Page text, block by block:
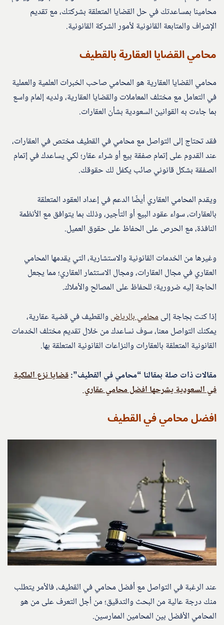
محامينا بمساعدتك في حل القضايا المتعلقة بشركتك، مع تقديم
الإشراف والمتابعة القانونية لأمور الشركة القانونية.
محامي القضايا العقارية بالقطيف
محامي القضايا العقارية هو المحامي صاحب الخبرات العلمية والعملية
في التعامل مع مختلف المعاملات والقضايا العقارية، ولديه إلمام واسع
بما جاءت به القوانين السعودية بشأن العقارات.
فقد تحتاج إلى التواصل مع محامي في القطيف مختص في العقارات،
عند القدوم على إتمام صفقة بيع أو شراء عقار؛ لكي يساعدك في إتمام
الصفقة بشكل قانوني صائب يكفل لك حقوقك.
ويقدم المحامي العقاري أيضًا الدعم في إعداد العقود المتعلقة
بالعقارات، سواء عقود البيع أو التأجير، وذلك بما يتوافق مع الأنظمة
النافذة، مع الحرص على الحفاظ على حقوق العميل.
وغيرها من الخدمات القانونية والاستشارية، التي يقدمها المحامي
العقاري في مجال العقارات، ومجال الاستثمار العقاري؛ مما يجعل
الحاجة إليه ضرورية؛ للحفاظ على المصالح والأملاك.
إذا كنت بجاجة إلىمحامي بالرياض والقطيف في قضية عقارية،
يمكنك التواصل معنا، سوف نساعدك من خلال تقديم مختلف الخدمات
القانونية المتعلقة بالعقارات والنزاعات القانونية المتعلقة بها.
مقالات ذات صلة بمقالنا “محامي في القطيف”:قضايا نزع الملكية
في السعودية يشرحها افضل محامي عقاري
افضل محامي في القطيف
عند الرغبة في التواصل مع أفضل محامي في القطيف، فالأمر يتطلب
منك درجة عالية من البحث والتدقيق؛ من أجل التعرف على من هو
المحامي الأفضل بين المحامين الممارسين.